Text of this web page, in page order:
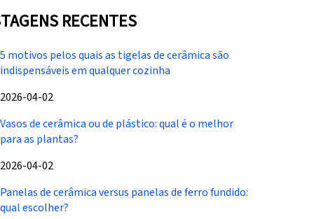
RECENTES
5 motivos pelos quais as tigelas de cerâmica são
indispensáveis ​​em qualquer cozinha
2026-04-02
Vasos de cerâmica ou de plástico: qual é o melhor
para as plantas?
2026-04-02
Panelas de cerâmica versus panelas de ferro fundido:
qual escolher?